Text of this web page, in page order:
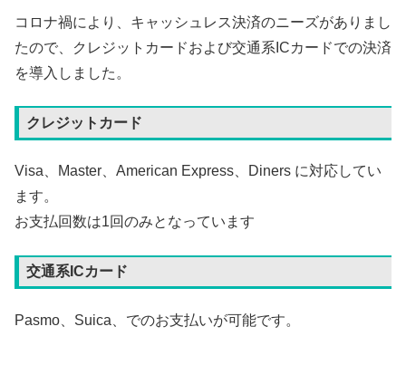
コロナ禍により、キャッシュレス決済のニーズがありまし
たので、クレジットカードおよび交通系ICカードでの決済
を導入しました。
クレジットカード
Visa、Master、American Express、Diners に対応してい
ます。
お支払回数は1回のみとなっています
交通系ICカード
Pasmo、Suica、でのお支払いが可能です。